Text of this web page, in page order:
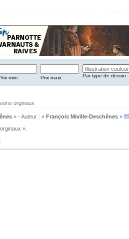
mini. Prix maxi. Par type de dessin
orginaux
» - Auteur : « François Miville-Deschênes »
».